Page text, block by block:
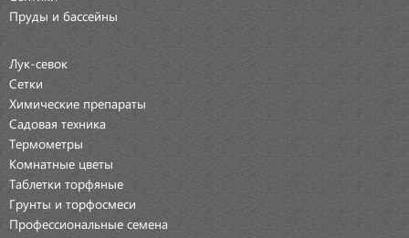
Пруды и бассейны
Лук-севок
Сетки
Химические препараты
Садовая техника
Термометры
Комнатные цветы
Таблетки торфяные
Грунты и торфосмеси
Профессиональные семена